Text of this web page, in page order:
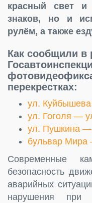
красный свет и
знаков, но и
рулём, а также
Как сообщили в
перекрестках:
ул.
ул. Гоголя —
ул. Пушкина —
бульвар Мира
Современные
безопасность
аварийных
нарушения при